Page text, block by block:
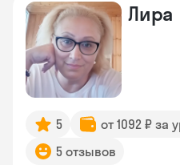
Лира
5 от 1092 ₽ за
5 отзывов